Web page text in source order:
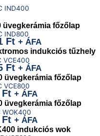
üvegkerámia főzőlap
Ft + ÁFA
indukciós tűzhely
Ft + ÁFA
üvegkerámia főzőlap
Ft + ÁFA
üvegkerámia főzőlap
Ft + ÁFA
indukciós wok